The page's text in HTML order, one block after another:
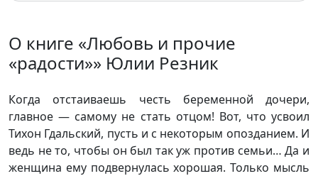
О книге «Любовь и прочие
«радости»» Юлии Резник
Когда отстаиваешь честь беременной дочери,
главное — самому не стать отцом! Вот, что усвоил
Тихон Гдальский, пусть и с некоторым опозданием. И
ведь не то, чтобы он был так уж против семьи… Да и
женщина ему подвернулась хорошая. Только мысль